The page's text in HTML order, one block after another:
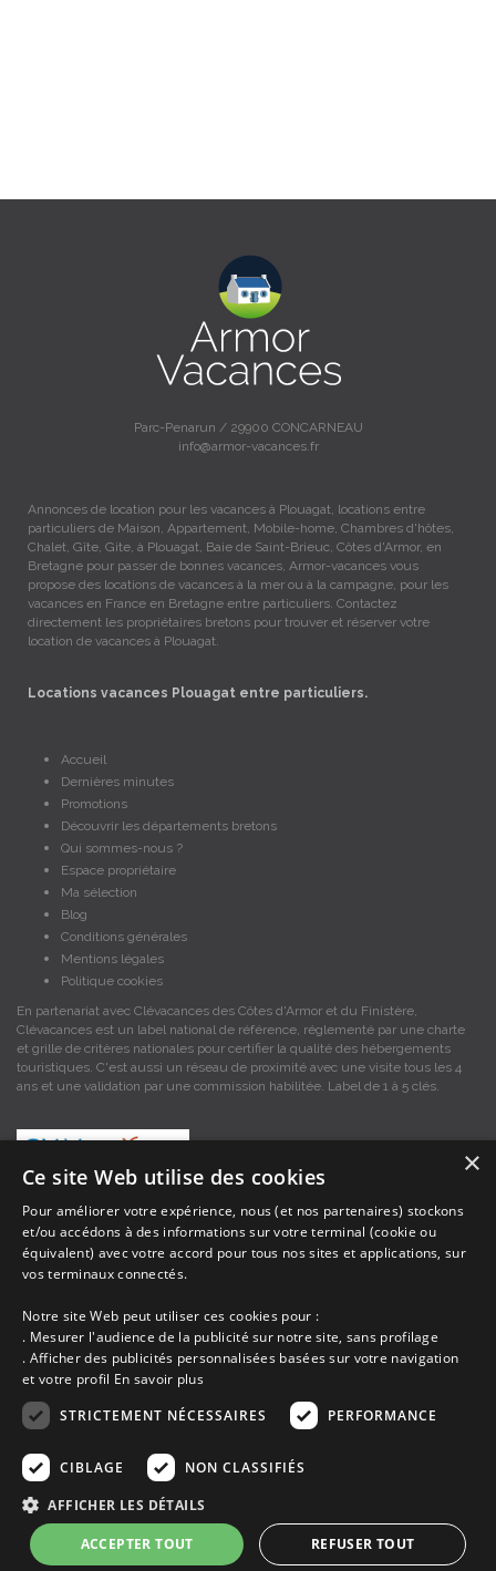
Parc-Penarun / 29900 CONCARNEAU
info@armor-vacances.fr
Annonces de location pour les vacances à Plouagat, locations entre
particuliers de Maison, Appartement, Mobile-home, Chambres d'hôtes,
Chalet, Gîte, Gite, à Plouagat, Baie de Saint-Brieuc, Côtes d'Armor, en
Bretagne pour passer de bonnes vacances, Armor-vacances vous
propose des locations de vacances à la mer ou à la campagne, pour les
vacances en France en Bretagne entre particuliers. Contactez
directement les propriétaires bretons pour trouver et réserver votre
location de vacances à Plouagat.
Locations vacances Plouagat entre particuliers.
Accueil
Dernières minutes
Promotions
Découvrir les départements bretons
Qui sommes-nous ?
Espace propriétaire
Ma sélection
Blog
Conditions générales
Mentions légales
Politique cookies
En partenariat avec Clévacances des Côtes d'Armor et du Finistère,
Clévacances est un label national de référence, réglementé par une charte
et grille de critères nationales pour certifier la qualité des hébergements
touristiques. C'est aussi un réseau de proximité avec une visite tous les 4
ans et une validation par une commission habilitée. Label de 1 à 5 clés.
Les descriptions et photos contenues dans le site Armor-vacances sont sous
la responsabilité des propriétaires, ces informations sont indicatives et non
contractuelles. Les données sont protégées par copyright Armor-vacances.
Armor-vacances n'est pas un organisme et ne touche aucune commission
sur les locations, c'est simplement un annuaire d'hébergements de
vacances en Bretagne, un service de petites annonces de location DE
PARTICULIER A PARTICULIER.
Avant de prendre possession du logement vous devez obtenir du
propriétaire un contrat qui stipule les clauses et le descriptif de la location,
grâce à ce contrat vous pouvez faire valoir vos droits si le logement ne
×
Ce site Web utilise des cookies
Pour améliorer votre expérience, nous (et nos partenaires) stockons
et/ou accédons à des informations sur votre terminal (cookie ou
équivalent) avec votre accord pour tous nos sites et applications, sur
vos terminaux connectés.
Notre site Web peut utiliser ces cookies pour :
. Mesurer l'audience de la publicité sur notre site, sans profilage
. Afficher des publicités personnalisées basées sur votre navigation
et votre profil En savoir plus
STRICTEMENT NÉCESSAIRES
PERFORMANCE
CIBLAGE NON CLASSIFIÉS
AFFICHER LES DÉTAILS
ACCEPTER TOUT REFUSER TOUT